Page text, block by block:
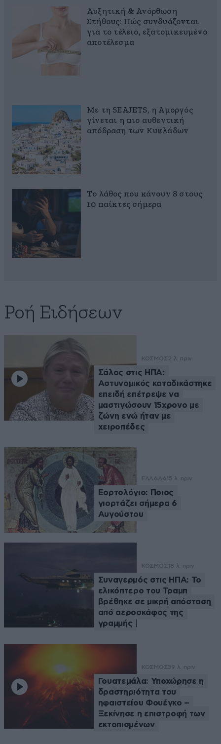
Αυξητική & Ανόρθωση
Στήθους: Πώς συνδυάζονται
για το τέλειο, εξατομικευμένο
αποτέλεσμα
Με τη SEAJETS, η Αμοργός
γίνεται η πιο αυθεντική
απόδραση των Κυκλάδων
Το λάθος που κάνουν 8 στους
10 παίκτες σήμερα
Ροή Ειδήσεων
ΚΟΣΜΟΣ2 λ. πριν
Σάλος στις ΗΠΑ:
Αστυνομικός καταδικάστηκε
επειδή επέτρεψε να
μαστιγώσουν 15χρονο με
ζώνη ενώ ήταν με
χειροπέδες
ΕΛΛΑΔΑ 15 λ. πριν
Εορτολόγιο: Ποιος
γιορτάζει σήμερα 6
Αυγούστου
ΚΟΣΜΟΣ 18 λ. πριν
Συναγερμός στις ΗΠΑ: Το
ελικόπτερο του Τραμπ
βρέθηκε σε μικρή απόσταση
από αεροσκάφος της
γραμμής
ΚΟΣΜΟΣ39 λ. πριν
Γουατεμάλα: Υποχώρησε η
δραστηριότητα του
ηφαιστείου Φουέγκο –
Ξεκίνησε η επιστροφή των
εκτοπισμένων